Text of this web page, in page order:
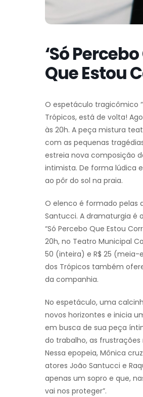
‘Só
Que Estou
O espetáculo tragicômico
Trópicos, está de volta!
às 20h. A peça mistura
com as pequenas
estreia nova composição
intimista. De forma lúdica
ao pôr do sol na praia.
O elenco é formado pelas
Santucci. A dramaturgia é
“Só Percebo Que Estou
20h, no Teatro Municipal
50 (inteira) e R$ 25 (meia-
dos Trópicos também
da companhia.
No espetáculo, uma
novos horizontes e inicia
em busca de sua peça
do trabalho, as
Nessa epopeia, Mônica
atores João Santucci e
apenas um sopro e que,
vai nos proteger”.